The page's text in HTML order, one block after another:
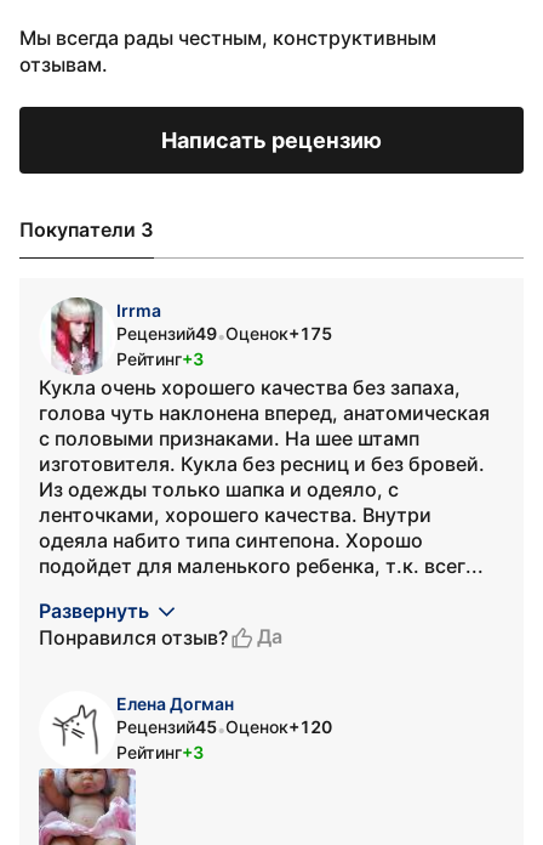
Мы всегда рады честным, конструктивным
отзывам.
Написать рецензию
Покупатели 3
Irrma
Рецензий49•Оценок+175
Рейтинг+3
Кукла очень хорошего качества без запаха,
голова чуть наклонена вперед, анатомическая
с половыми признаками. На шее штамп
изготовителя. Кукла без ресниц и без бровей.
Из одежды только шапка и одеяло, с
ленточками, хорошего качества. Внутри
одеяла набито типа синтепона. Хорошо
подойдет для маленького ребенка, т.к. всег...
Развернуть
Понравился отзыв?
Да
Елена Догман
Рецензий45•Оценок+120
Рейтинг+3